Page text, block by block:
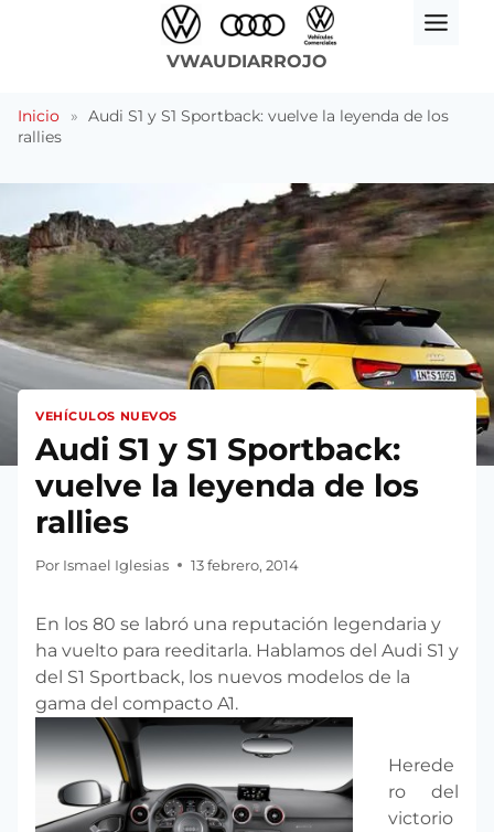
VWAUDIARROJO
Inicio » Audi S1 y S1 Sportback: vuelve la leyenda de los
rallies
VEHÍCULOS NUEVOS
Audi S1 y S1 Sportback:
vuelve la leyenda de los
rallies
Por Ismael Iglesias 13 febrero, 2014
En los 80 se labró una reputación legendaria y
ha vuelto para reeditarla. Hablamos del Audi S1 y
del S1 Sportback, los nuevos modelos de la
gama del compacto A1.
Herede
ro del
victorio